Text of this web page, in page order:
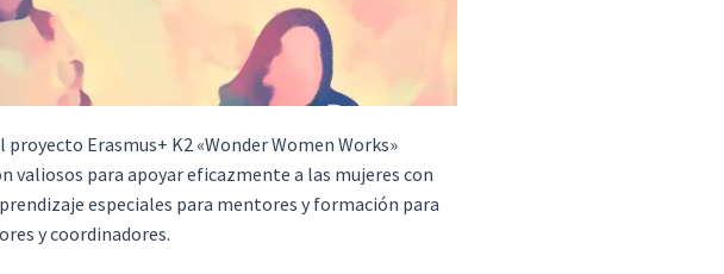
proyecto Erasmus+ K2 «Wonder Women Works»
valiosos para apoyar eficazmente a las mujeres con
especiales para mentores y formación para
y coordinadores.